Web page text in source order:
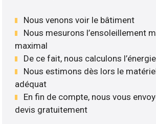
Nous venons voir le bâtiment
Nous mesurons l’ensoleillement
maximal
De ce fait, nous calculons
Nous estimons dès lors le
adéquat
En fin de compte, nous vous
devis gratuitement